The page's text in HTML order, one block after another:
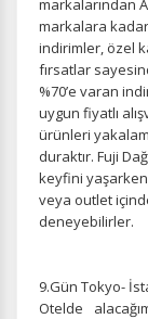
markalarından
markalara
indirimler, özel
fırsatlar
%70’e varan
uygun fiyatlı
ürünleri
duraktır. Fuji
keyfini
veya outlet
deneyebilirler.
9.Gün Tokyo-
Otelde